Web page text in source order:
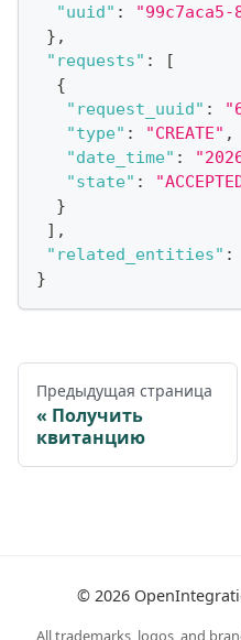
"uuid" :
} ,
"requests" :
[
{
"request_uuid" :
"type" : "CREATE" ,
"date_time" :
"state" :
}
] ,
"related_entities" :
}
Предыдущая страница
Получить
квитанцию
© 2026
All trademarks, logos, and